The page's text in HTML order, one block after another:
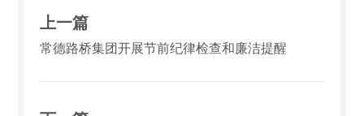
上一篇
常德路桥集团开展节前纪律检查和廉洁提醒